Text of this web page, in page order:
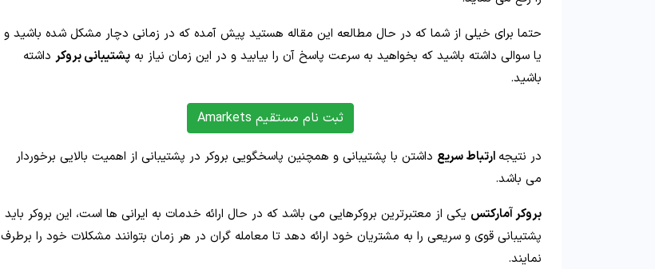
حتما برای خیلی از شما که در حال مطالعه این مقاله هستید پیش آمده که در زمانی دچار مشکل شده باشید و
یا سوالی داشته باشید که بخواهید به سرعت پاسخ آن را بیابید و در این زمان نیاز به پشتیبانی بروکر داشته
باشید.
ثبت نام مستقیم Amarkets
در نتیجه ارتباط سریع داشتن با پشتیبانی و همچنین پاسخگویی بروکر در پشتیبانی از اهمیت بالایی برخوردار
می باشد.
بروکر آمارکتس یکی از معتبرترین بروکرهایی می باشد که در حال ارائه خدمات به ایرانی ها است، این بروکر باید
پشتیبانی قوی و سریعی را به مشتریان خود ارائه دهد تا معامله گران در هر زمان بتوانند مشکلات خود را برطرف
نمایند.